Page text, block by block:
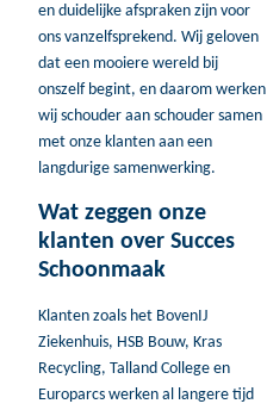
en duidelijke afspraken zijn voor
ons vanzelfsprekend. Wij geloven
dat een mooiere wereld bij
onszelf begint, en daarom werken
wij schouder aan schouder samen
met onze klanten aan een
langdurige samenwerking.
Wat zeggen onze
klanten over Succes
Schoonmaak
Klanten zoals het BovenIJ
Ziekenhuis, HSB Bouw, Kras
Recycling, Talland College en
Europarcs werken al langere tijd